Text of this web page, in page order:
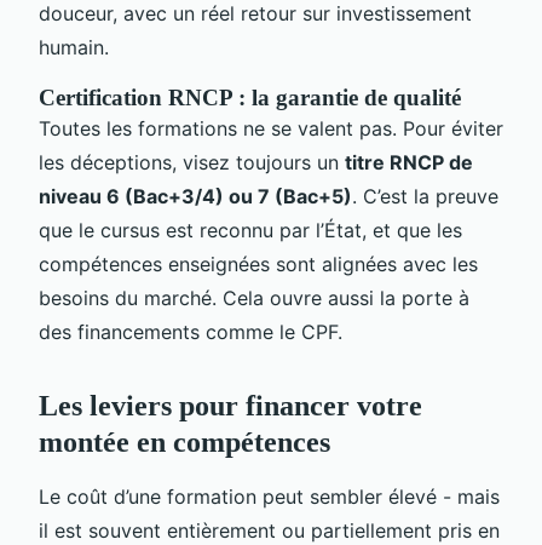
douceur, avec un réel retour sur investissement
humain.
Certification RNCP : la garantie de qualité
Toutes les formations ne se valent pas. Pour éviter
les déceptions, visez toujours un titre RNCP de
niveau 6 (Bac+3/4) ou 7 (Bac+5). C’est la preuve
que le cursus est reconnu par l’État, et que les
compétences enseignées sont alignées avec les
besoins du marché. Cela ouvre aussi la porte à
des financements comme le CPF.
Les leviers pour financer votre
montée en compétences
Le coût d’une formation peut sembler élevé - mais
il est souvent entièrement ou partiellement pris en